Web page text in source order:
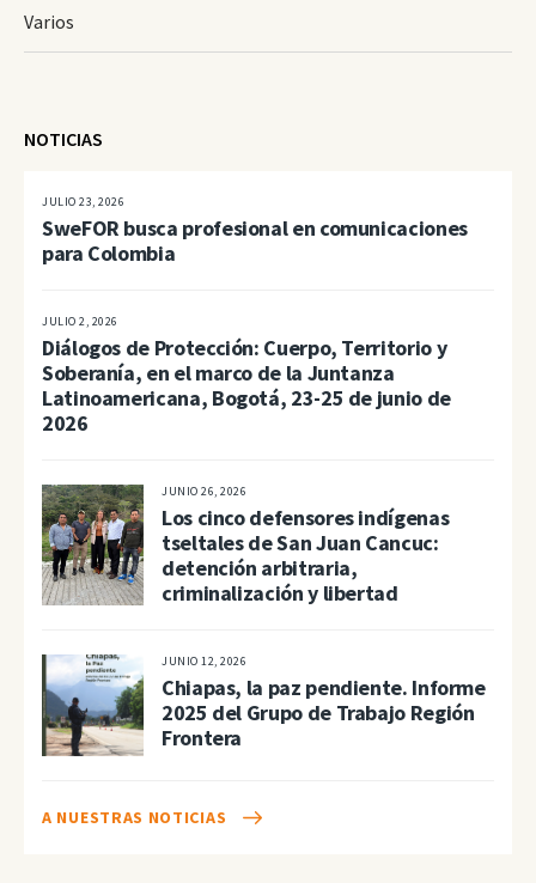
Varios
NOTICIAS
JULIO 23, 2026
SweFOR busca profesional en comunicaciones
para Colombia
JULIO 2, 2026
Diálogos de Protección: Cuerpo, Territorio y
Soberanía, en el marco de la Juntanza
Latinoamericana, Bogotá, 23-25 de junio de
2026
JUNIO 26, 2026
Los cinco defensores indígenas
tseltales de San Juan Cancuc:
detención arbitraria,
criminalización y libertad
JUNIO 12, 2026
Chiapas, la paz pendiente. Informe
2025 del Grupo de Trabajo Región
Frontera
A NUESTRAS NOTICIAS